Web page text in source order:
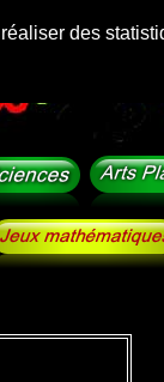
des